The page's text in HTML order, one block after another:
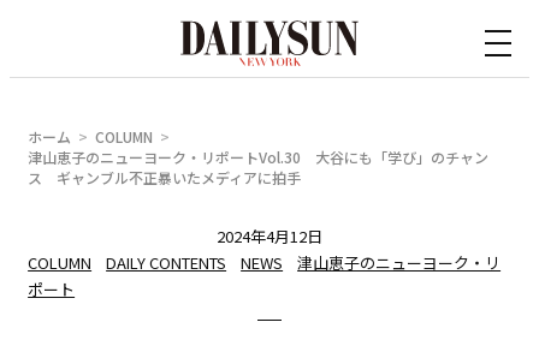
ホーム
COLUMN
津山恵子のニューヨーク・リポートVol.30 大谷にも「学び」のチャン
ス ギャンブル不正暴いたメディアに拍手
2024年4月12日
COLUMN
DAILY CONTENTS NEWS
津山恵子のニューヨーク・リ
ポート